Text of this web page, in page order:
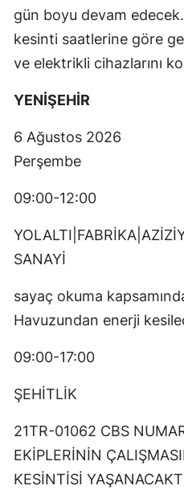
gün boyu devam
kesinti saatlerine göre
ve elektrikli cihazlarını
YENİŞEHİR
6 Ağustos 2026
Perşembe
09:00-12:00
SANAYİ
sayaç okuma
Havuzundan enerji
09:00-17:00
ŞEHİTLİK
21TR-01062 CBS
EKİPLERİNİN
KESİNTİSİ